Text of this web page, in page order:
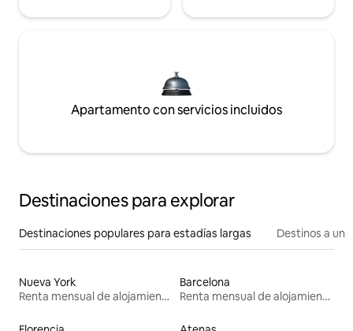
Apartamento con servicios incluidos
Destinaciones para explorar
Destinaciones populares para estadías largas Destinos a un
Nueva York
Renta mensual de alojamientos
Barcelona
Renta mensual de alojamientos